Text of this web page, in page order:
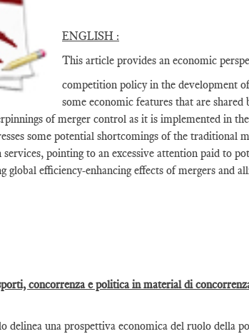
ENGLISH :
This article provides an economic
competition policy in the development
some economic features that are
of merger control as it is implemented in
some potential shortcomings of the traditional
pointing to an excessive attention paid to
global efficiency-enhancing effects of mergers and
concorrenza e politica in material di
delinea una prospettiva economica del ruolo della